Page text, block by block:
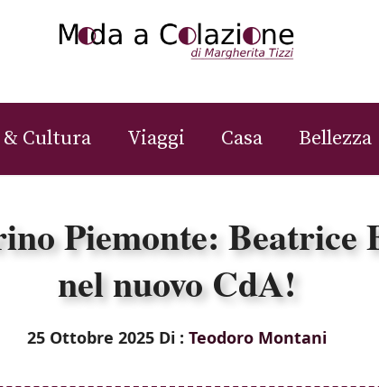
Cultura Viaggi Casa Bellezza
Piemonte:
nel nuovo CdA!
25 Ottobre 2025 Di : Teodoro Montani